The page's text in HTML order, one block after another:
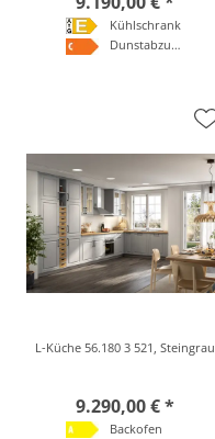
Kühlschrank
Dunstabzugshaube
L-Küche 56.180 3 521, Steingrau
9.290,00 € *
Backofen